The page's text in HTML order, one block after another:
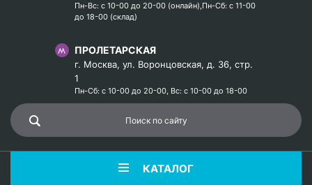
Пн-Вс: с 10-00 до 20-00 (онлайн),Пн-Сб: с 11-00
до 18-00 (склад)
ПРОЛЕТАРСКАЯ
г. Москва, ул. Воронцовская, д. 36, стр.
1
Пн-Сб: с 10-00 до 20-00, Вс: с 10-00 до 18-00
КАТАЛОГ